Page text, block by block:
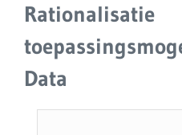
Rationalisatie
Data